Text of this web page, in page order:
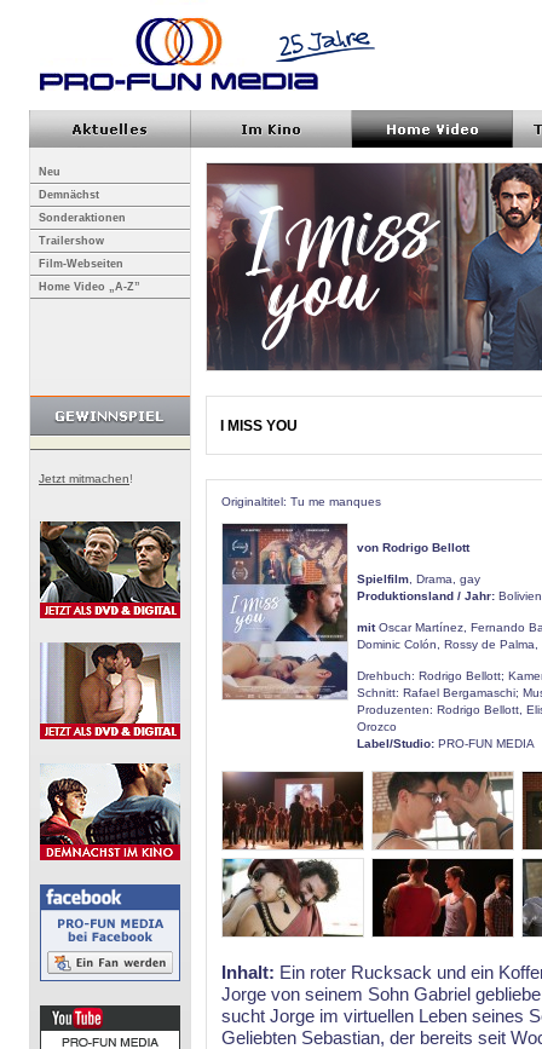
Neu
Demnächst
Sonderaktionen
Trailershow
Film-Webseiten
Home Video „A-Z”
Jetzt mitmachen!
I MISS YOU
Originaltitel: Tu me manques
von Rodrigo Bellott
Spielfilm , Drama, gay
Produktionsland / Jahr:
mitOscar Martínez, Fernando
Dominic Colón, Rossy de
Drehbuch: Rodrigo Bellott;
Schnitt: Rafael Bergamaschi;
Produzenten: Rodrigo Bellott,
Orozco
Label/Studio: PRO-FUN MEDIA
Inhalt: Ein roter Rucksack und ein
Jorge von seinem Sohn Gabriel
sucht Jorge im virtuellen Leben seines
Geliebten Sebastian, der bereits seit